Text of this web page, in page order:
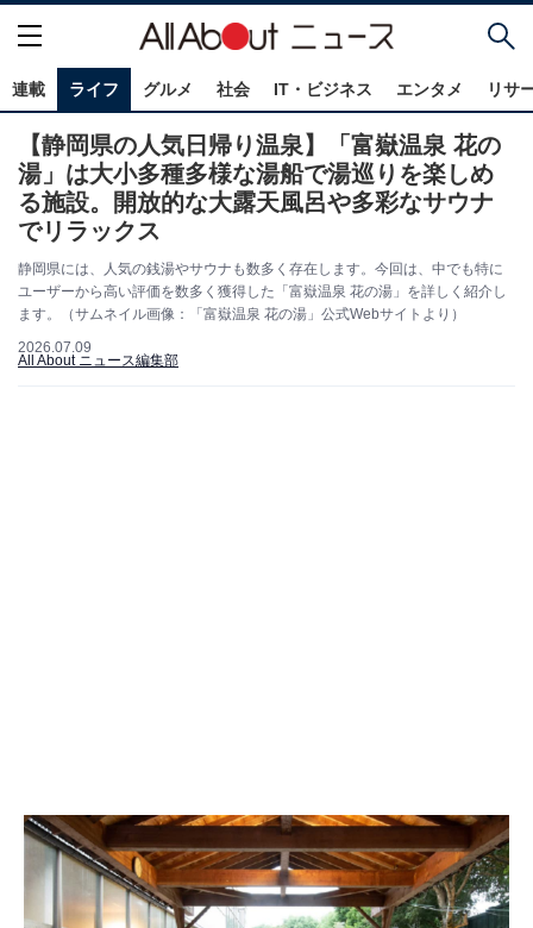
連載 ライフ グルメ 社会 IT・ビジネス エンタメ リサ
【静岡県の人気日帰り温泉】「富嶽温泉 花の
湯」は大小多種多様な湯船で湯巡りを楽しめ
る施設。開放的な大露天風呂や多彩なサウナ
でリラックス
静岡県には、人気の銭湯やサウナも数多く存在します。今回は、中でも特に
ユーザーから高い評価を数多く獲得した「富嶽温泉 花の湯」を詳しく紹介し
ます。（サムネイル画像：「富嶽温泉 花の湯」公式Webサイトより）
2026.07.09
All About ニュース編集部